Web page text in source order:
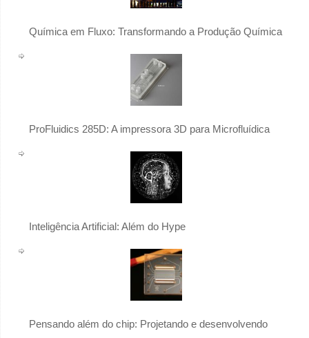
Química em Fluxo: Transformando a Produção Química
ProFluidics 285D: A impressora 3D para Microfluídica
Inteligência Artificial: Além do Hype
Pensando além do chip: Projetando e desenvolvendo